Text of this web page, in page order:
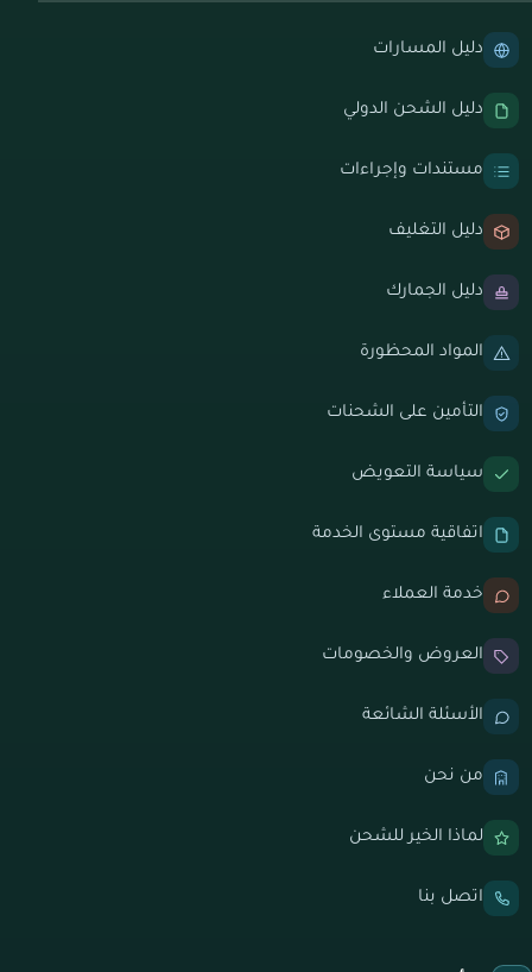
دليل المسارات
دليل الشحن الدولي
مستندات وإجراءات
دليل التغليف
دليل الجمارك
المواد المحظورة
التأمين على الشحنات
سياسة التعويض
اتفاقية مستوى الخدمة
خدمة العملاء
العروض والخصومات
الأسئلة الشائعة
من نحن
لماذا الخير للشحن
اتصل بنا